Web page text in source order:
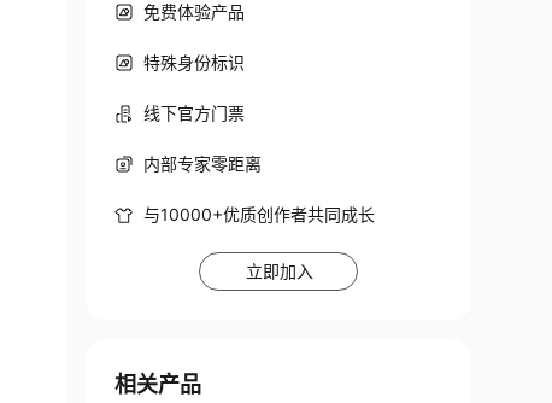
免费体验产品
特殊身份标识
线下官方门票
内部专家零距离
与10000+优质创作者共同成长
立即加入
相关产品